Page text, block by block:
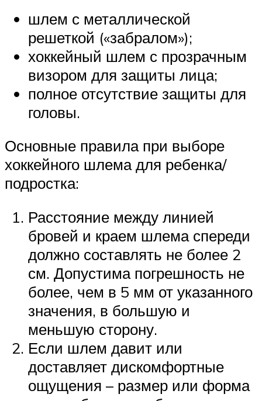
шлем с металлической
решеткой («забралом»);
хоккейный шлем с прозрачным
визором для защиты лица;
полное отсутствие защиты для
головы.
Основные правила при выборе
хоккейного шлема для ребенка/
подростка:
Расстояние между линией
бровей и краем шлема спереди
должно составлять не более 2
см. Допустима погрешность не
более, чем в 5 мм от указанного
значения, в большую и
меньшую сторону.
Если шлем давит или
доставляет дискомфортные
ощущения – размер или форма